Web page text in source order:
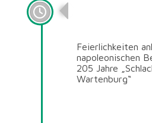
Feierlichkeiten
napoleonischen
205 Jahre
Wartenburg“